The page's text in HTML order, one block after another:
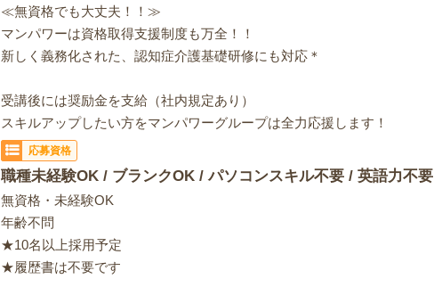
≪無資格でも大丈夫！！≫
マンパワーは資格取得支援制度も万全！！
新しく義務化された、認知症介護基礎研修にも対応＊
受講後には奨励金を支給（社内規定あり）
スキルアップしたい方をマンパワーグループは全力応援します！
応募資格
職種未経験OK / ブランクOK / パソコンスキル不要 / 英語力不要
無資格・未経験OK
年齢不問
★10名以上採用予定
★履歴書は不要です